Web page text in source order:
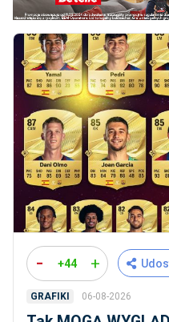
- +44 +
GRAFIKI 06-08-2026